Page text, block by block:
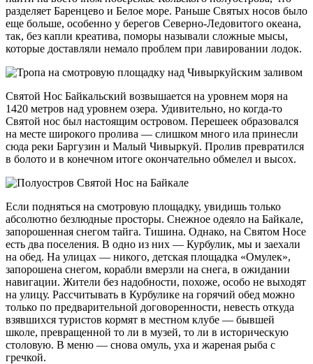
разделяет Баренцево и Белое море. Раньше Святых носов было
еще больше, особенно у берегов Северно-Ледовитого океана,
так, без капли креатива, поморы называли сложные мысы,
которые доставляли немало проблем при лавировании лодок.
Святой Нос Байкальский возвышается на уровнем моря на
1420 метров над уровнем озера. Удивительно, но когда-то
Святой нос был настоящим островом. Перешеек образовался
на месте широкого пролива — слишком много ила принесли
сюда реки Баргузин и Малый Чивыркуй. Пролив превратился
в болото и в конечном итоге окончательно обмелел и высох.
Если подняться на смотровую площадку, увидишь только
абсолютно безлюдные просторы. Снежное одеяло на Байкале,
запорошенная снегом тайга. Тишина. Однако, на Святом Носе
есть два поселения. В одно из них — Курбулик, мы и заехали
на обед. На улицах — никого, детская площадка «Омулек»,
запорошена снегом, корабли вмерзли на снега, в ожидании
навигации. Жители без надобности, похоже, особо не выходят
на улицу. Рассчитывать в Курбулике на горячий обед можно
только по предварительной договоренности, невесть откуда
взявшихся туристов кормят в местном клубе — бывшей
школе, превращенной то ли в музей, то ли в историческую
столовую. В меню — снова омуль, уха и жареная рыба с
гречкой.